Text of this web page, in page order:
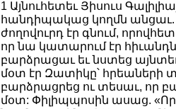
1 Այնուհետեւ Յիսուս
հանդիպակաց կողմն անցաւ.
ժողովուրդ էր գնում,
որ նա կատարում էր
բարձրացաւ եւ նստեց
մօտ էր Զատիկը՝ հրեաների
բարձրացրեց ու տեսաւ, որ
մօտ: Փիլիպպոսին ասաց.